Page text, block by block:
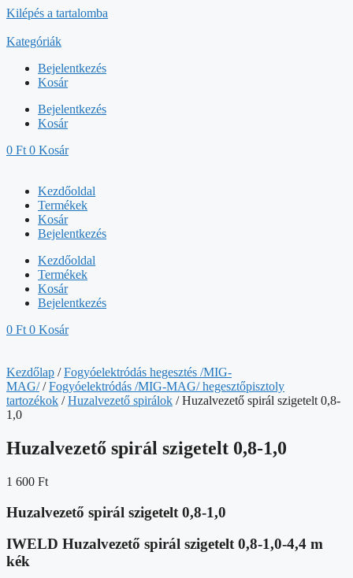
Kilépés a tartalomba
Kategóriák
Bejelentkezés
Kosár
Bejelentkezés
Kosár
0 Ft 0 Kosár
Kezdőoldal
Termékek
Kosár
Bejelentkezés
Kezdőoldal
Termékek
Kosár
Bejelentkezés
0 Ft 0 Kosár
Kezdőlap /Fogyóelektródás hegesztés /MIG-
MAG//Fogyóelektródás /MIG-MAG/ hegesztőpisztoly
tartozékok /Huzalvezető spirálok / Huzalvezető spirál szigetelt 0,8-
1,0
Huzalvezető spirál szigetelt 0,8-1,0
1 600 Ft
Huzalvezető spirál szigetelt 0,8-1,0
IWELD Huzalvezető spirál szigetelt 0,8-1,0-4,4 m
kék